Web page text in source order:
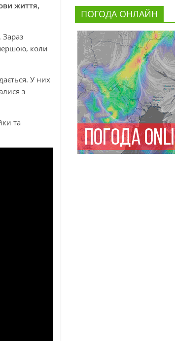
життя,
Зараз
коли
У них
з
та
ПОГОДА ОНЛАЙН